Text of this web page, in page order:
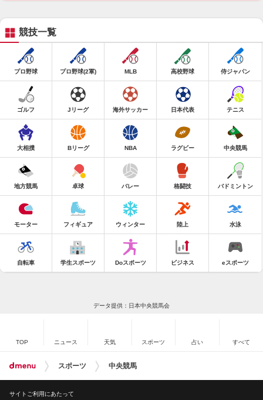
競技一覧
プロ野球 プロ野球(2軍) MLB 高校野球 侍ジャパン
ゴルフ Jリーグ 海外サッカー 日本代表 テニス
大相撲 Bリーグ NBA ラグビー 中央競馬
地方競馬 卓球 バレー 格闘技 バドミントン
モーター フィギュア ウィンター 陸上 水泳
自転車 学生スポーツ Doスポーツ ビジネス eスポーツ
データ提供：日本中央競馬会
TOP ニュース 天気 スポーツ 占い すべて
スポーツ 中央競馬
サイトご利用にあたって